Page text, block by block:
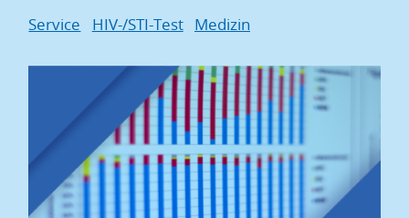
Schlagwörter
Service HIV-/STI-Test Medizin